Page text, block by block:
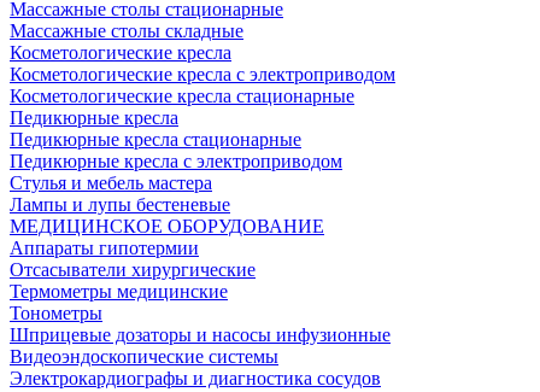
Массажные столы стационарные
Массажные столы складные
Косметологические кресла
Косметологические кресла с электроприводом
Косметологические кресла стационарные
Педикюрные кресла
Педикюрные кресла стационарные
Педикюрные кресла с электроприводом
Стулья и мебель мастера
Лампы и лупы бестеневые
МЕДИЦИНСКОЕ ОБОРУДОВАНИЕ
Аппараты гипотермии
Отсасыватели хирургические
Термометры медицинские
Тонометры
Шприцевые дозаторы и насосы инфузионные
Видеоэндоскопические системы
Электрокардиографы и диагностика сосудов